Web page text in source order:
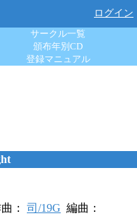
ログイン
サークル一覧
頒布年別CD
登録マニュアル
： 司/19G 編曲：